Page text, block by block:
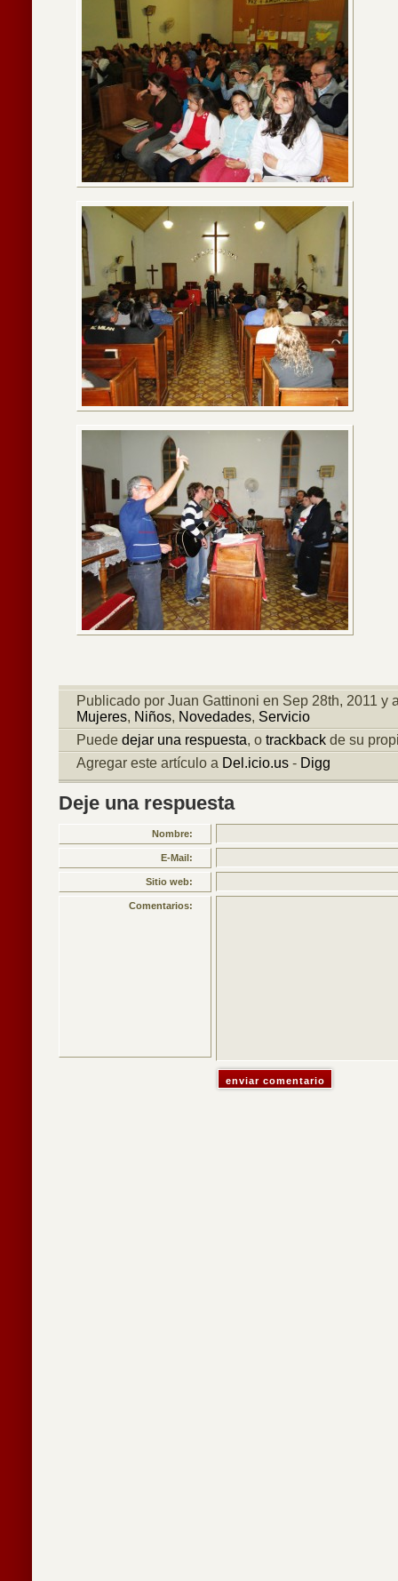
Publicado por Juan Gattinoni en Sep 28th, 2011 y
Mujeres, Niños, Novedades, Servicio
Puede dejar una respuesta, o trackback de su
Agregar este artículo a Del.icio.us - Digg
Deje una respuesta
Nombre:
E-Mail:
Sitio web:
Comentarios: